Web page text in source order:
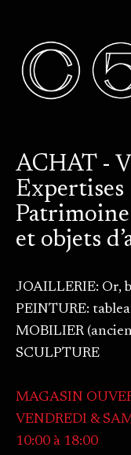
ACHAT -
Expertises
et objets
JOAILLERIE: Or,
PEINTURE:
MOBILIER
SCULPTURE
MAGASIN
VENDREDI &
10:00 à 18:00